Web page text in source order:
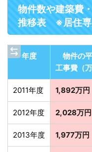
物件数や建築費
推移表 ※居住専
年度
物件の
工事費（万
2011年度 1,892万円
2012年度 2,028万円
2013年度 1,977万円